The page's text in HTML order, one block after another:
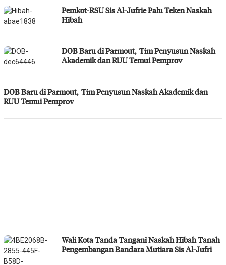
Pemkot-RSU Sis Al-Jufrie Palu Teken Naskah
Hibah
DOB Baru di Parmout, Tim Penyusun Naskah
Akademik dan RUU Temui Pemprov
DOB Baru di Parmout, Tim Penyusun Naskah Akademik dan
RUU Temui Pemprov
Wali Kota Tanda Tangani Naskah Hibah Tanah
Pengembangan Bandara Mutiara Sis Al-Jufri